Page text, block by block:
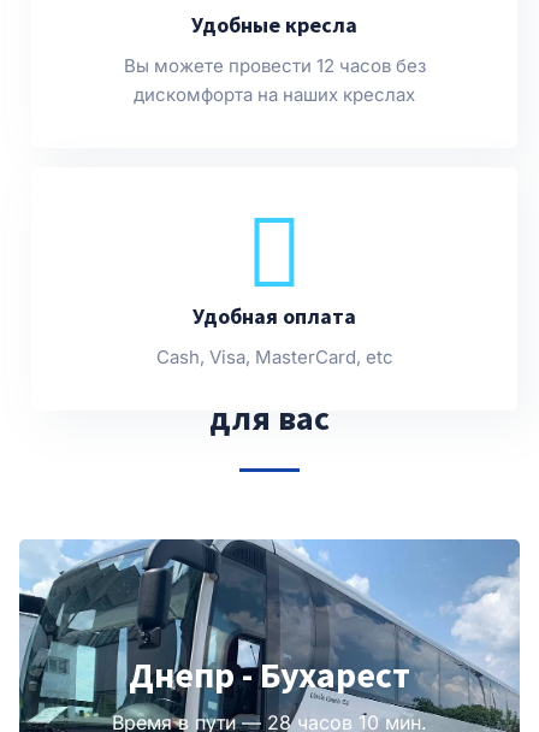
Удобные кресла
Вы можете провести 12 часов без
дискомфорта на наших креслах
Удобная оплата
Cash, Visa, MasterCard, etc
Другие рейсы, подобранные
для вас
Днепр - Бухарест
Время в пути — 28 часов 10 мин.